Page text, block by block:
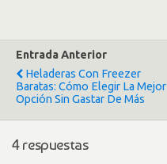
Entrada Anterior
Heladeras Con Freezer
Baratas: Cómo Elegir La Mejor
Opción Sin Gastar De Más
4 respuestas